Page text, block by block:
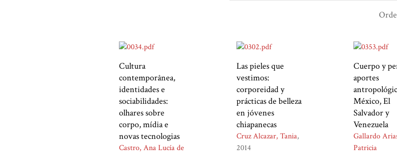
Cultura
contemporânea,
identidades e
sociabilidades:
olhares sobre
corpo, mídia e
novas tecnologias
Castro, Ana Lucía de
Las pieles que
vestimos:
corporeidad y
prácticas de belleza
en jóvenes
chiapanecas
Cruz Alcazar, Tania
2014
Cuerpo y
aportes
México, El
Salvador y
Venezuela
Gallardo
Patricia